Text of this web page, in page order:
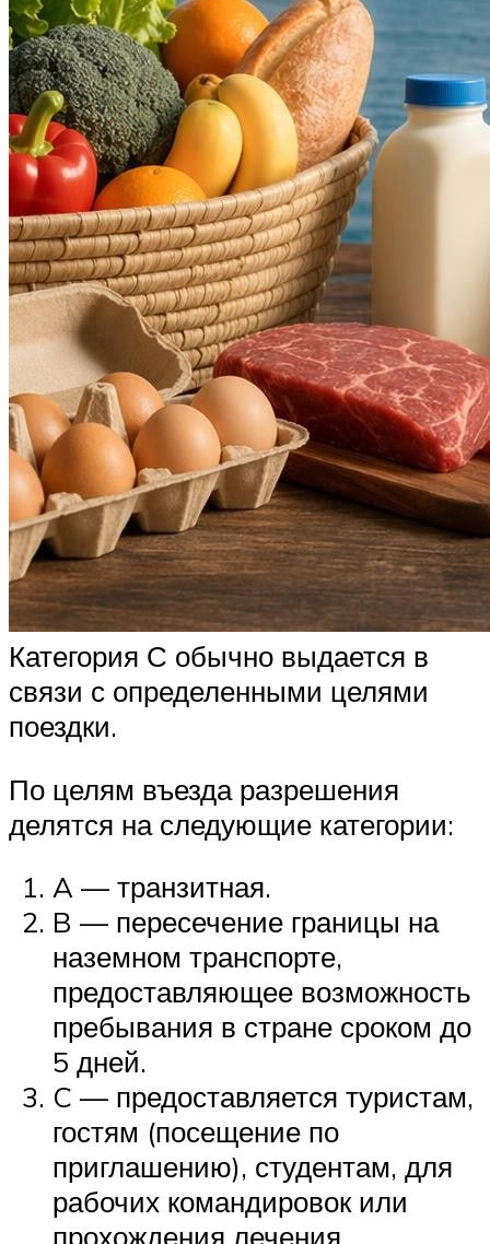
Категория С обычно выдается в
связи с определенными целями
поездки.
По целям въезда разрешения
делятся на следующие категории:
A — транзитная.
B — пересечение границы на
наземном транспорте,
предоставляющее возможность
пребывания в стране сроком до
5 дней.
C — предоставляется туристам,
гостям (посещение по
приглашению), студентам, для
рабочих командировок или
прохождения лечения.